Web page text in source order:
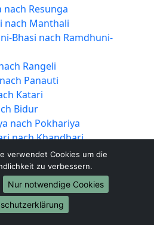
nach Resunga
nach Manthali
Bhasi nach Ramdhuni-
Rangeli
Panauti
Katari
Bidur
nach Pokhariya
nach Khandbari
nach Dipayal
Taratal nach Sanoshri-
nach Bhrikuti
verwendet Cookies um die
zu verbessern.
Nur notwendige Cookies